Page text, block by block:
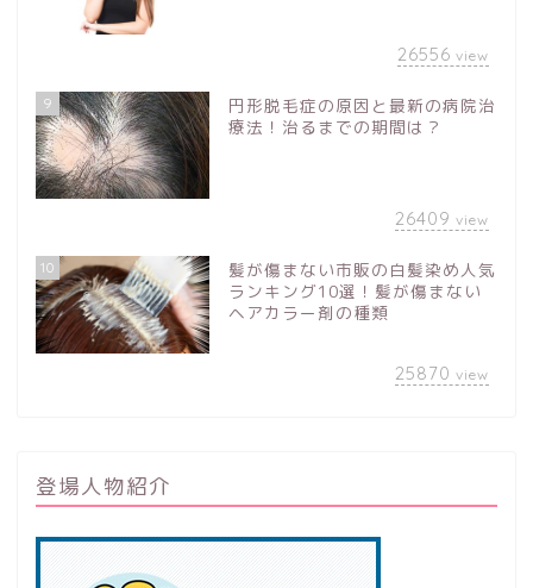
26556 view
9
円形脱毛症の原因と最新の病院治
療法！治るまでの期間は？
26409 view
10
髪が傷まない市販の白髪染め人気
ランキング10選！髪が傷まない
ヘアカラー剤の種類
25870 view
登場人物紹介